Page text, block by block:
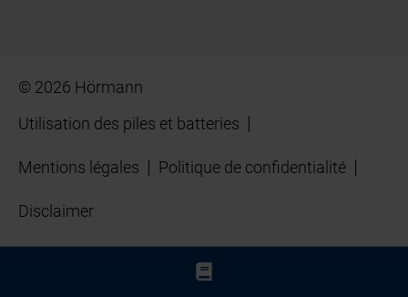
© 2026 Hörmann
Utilisation des piles et batteries
Mentions légales Politique de confidentialité
Disclaimer